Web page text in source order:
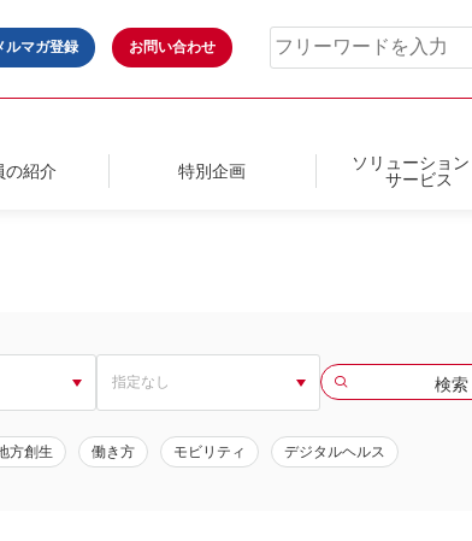
ルマガ登録 お問い合わせ
の紹介 特別企画
ソリューション
サービス
方創生 働き方 モビリティ デジタルヘルス